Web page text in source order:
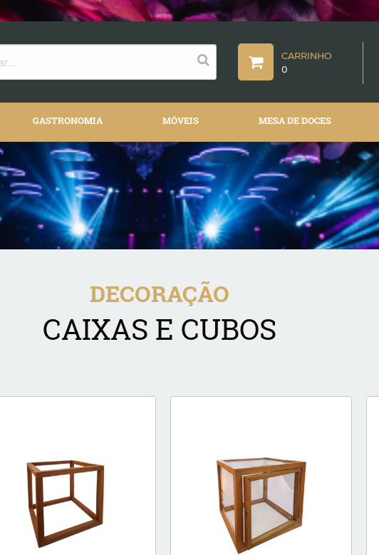
CARRINHO
0
GASTRONOMIA MÓVEIS MESA DE DOCES
DECORAÇÃO
CAIXAS E CUBOS